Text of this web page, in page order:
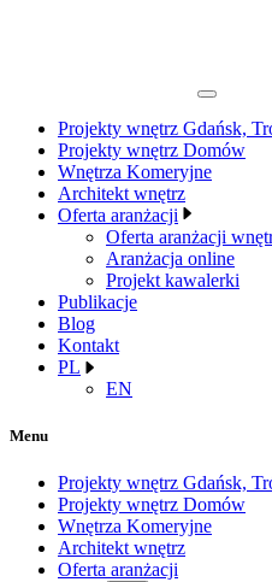
Projekty wnętrz Gdańsk,
Projekty wnętrz Domów
Wnętrza Komeryjne
Architekt wnętrz
Oferta aranżacji
Oferta aranżacji
Aranżacja online
Projekt kawalerki
Publikacje
Blog
Kontakt
PL
EN
Menu
Projekty wnętrz Gdańsk,
Projekty wnętrz Domów
Wnętrza Komeryjne
Architekt wnętrz
Oferta aranżacji